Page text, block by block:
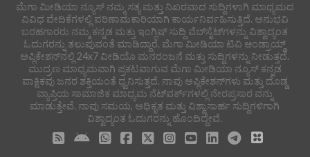
ಮೆಗಾ ಮೀಡಿಯಾ ನ್ಯೂಸ್ ನಮ್ಮ ಸತ್ಯ ಮತ್ತು ನಿಖರವಾದ ಸುದ್ದಿಗಳಾಗಿ ಮಾಧ್ಯಮದ
ವಿವಿಧ ವೇದಿಕೆಗಳಲ್ಲಿ ಪರಿಣಾಮಕಾರಿಯಾಗಿ ಕಾರ್ಯನಿರ್ವಹಿಸುತ್ತಿದೆ. ಅನುಭವಿ
ಬರಹಗಾರರು ನಮ್ಮ ಕನ್ನಡ ಮತ್ತು ಇಂಗ್ಲಿಷ್ ಸುದ್ದಿ ವೆಬ್‌ಸೈಟ್‌ಗಳನ್ನು ವಿಶ್ವಾದ್ಯಂತ
ಓದುಗರನ್ನು ತಲುಪುವಂತೆ ಮಾಡಿದ್ದಾರೆ. ಮೆಗಾ ಮೀಡಿಯಾ ಟಿವಿ ಆಂಡ್ರಾಯ್ಡ್
ಅಪ್ಲಿಕೇಶನ್‌ನಲ್ಲಿ 24x7 ವೀಡಿಯೊ ಮನರಂಜನೆ ಮತ್ತು ಸುದ್ದಿಗಳನ್ನು ನೀಡುತ್ತದೆ.
ಮುದ್ರಣ ಮಾಧ್ಯಮವಾಗಿ ಪ್ರಕಟವಾಗುವ ಮೆಗಾ ಮೀಡಿಯಾ ನ್ಯೂಸ್ ಕನ್ನಡ
ಪಾಕ್ಷಿಕವು ಜನರ ಶಕ್ತಿಯಂತೆ ಧ್ವನಿಸುತ್ತದೆ. ನಾವು ಅಪ್ಲಿಕೇಶನ್‌ಗಳು ಮತ್ತು ದೊಡ್ಡ
ವ್ಯಾಪ್ತಿಯ ಸಾಮಾಜಿಕ ಮಾಧ್ಯಮ ನೆಟ್‌ವರ್ಕ್‌ಗಳಲ್ಲಿ ನೇರಪ್ರಸಾರ ವನ್ನು
ಮಾಡುತ್ತೇವೆ. ನಾವು ಸಮಯ, ಅಧಿಕೃತ ಮತ್ತು ವಿಶ್ವಾಸಾರ್ಹ ಸುದ್ದಿಗಳಿಗಾಗಿ
ವಿಶ್ವಾದ್ಯಂತ ಓದುಗರನ್ನು ಹೊಂದಿದ್ದೇವೆ.